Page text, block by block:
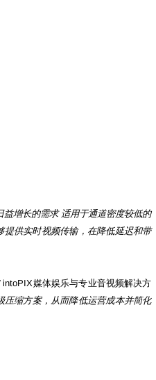
益增长的需求适用于通道密度较低的
供实时视频传输，在降低延迟和带
intoPIX媒体娱乐与专业音视频解决方
压缩方案，从而降低运营成本并简化